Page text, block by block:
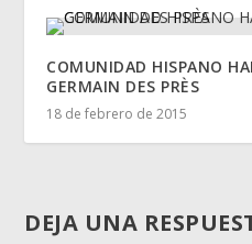
COMUNIDAD HISPANO
GERMAIN DES PRÈS
18 de febrero de 2015
DEJA UNA